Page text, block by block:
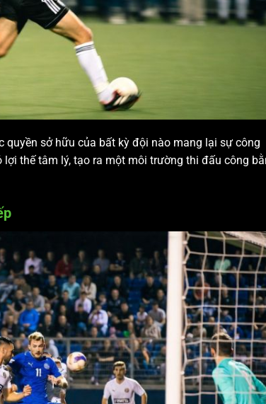
sở hữu của bất kỳ đội nào mang lại sự công
thế tâm lý, tạo ra một môi trường thi đấu công